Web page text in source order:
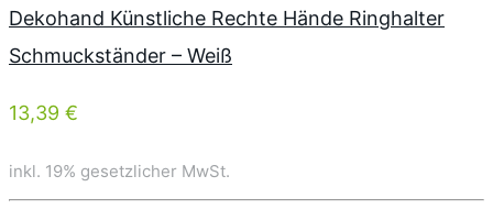
Dekohand Künstliche Rechte Hände Ringhalter
Schmuckständer – Weiß
13,39 €
inkl. 19% gesetzlicher MwSt.